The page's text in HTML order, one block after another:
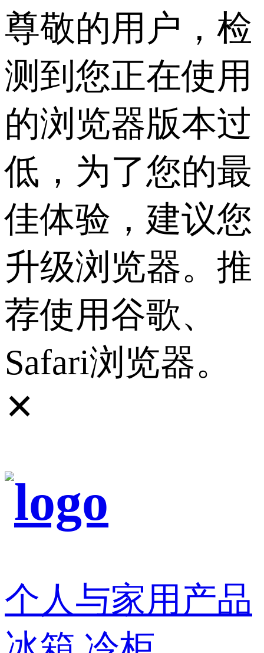
尊敬的用户，检
测到您正在使用
的浏览器版本过
低，为了您的最
佳体验，建议您
升级浏览器。推
荐使用谷歌、
Safari浏览器。
✕
个人与家用产品